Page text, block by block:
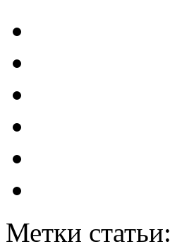
Метки статьи: